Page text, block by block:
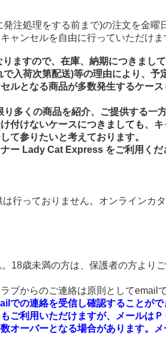
注処理をする前まで)の注文を金曜
ャンセルを自由に行っていただけま
ますので、在庫、納期につきまして
入荷次第配送)等の理由により、予
ルとなる商品が多数発生するケー
多くの商品を紹介、ご提供する一
付けないケースにつきましても、
て参りたいと考えております。
ー Lady Cat Express をご利用くだ
行っておりません。オンラインカ
18歳未満の方は、保護者の方より
ブからのご連絡は原則としてemailで
での連絡を受信し確認することが
ご利用いただけますが、メールは
オーバーとなる場合があります。